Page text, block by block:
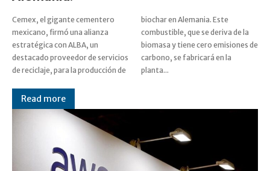
Cemex, el gigante cementero
mexicano, firmó una alianza
estratégica con ALBA, un
destacado proveedor de servicios
de reciclaje, para la producción de
biochar en Alemania. Este
combustible, que se deriva de la
biomasa y tiene cero emisiones de
carbono, se fabricará en la
planta...
Read more